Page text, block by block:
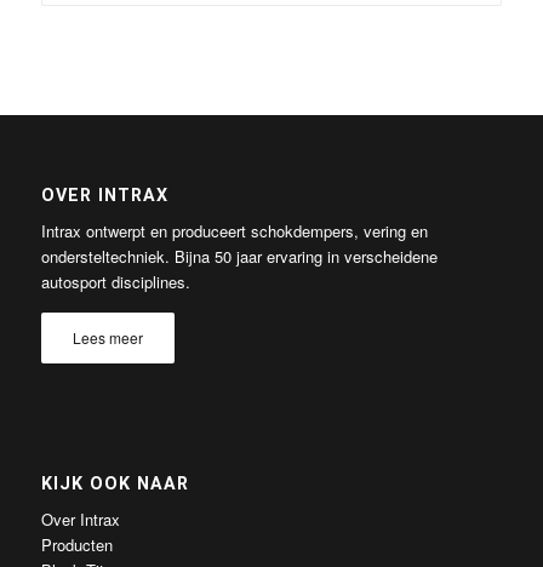
OVER INTRAX
Intrax ontwerpt en produceert schokdempers, vering en
ondersteltechniek. Bijna 50 jaar ervaring in verscheidene
autosport disciplines.
Lees meer
KIJK OOK NAAR
Over Intrax
Producten